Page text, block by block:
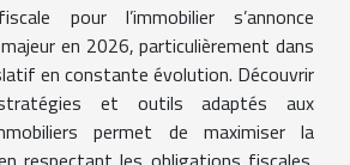
pour l’immobilier s’annonce
en 2026, particulièrement dans
en constante évolution. Découvrir
et outils adaptés aux
permet de maximiser la